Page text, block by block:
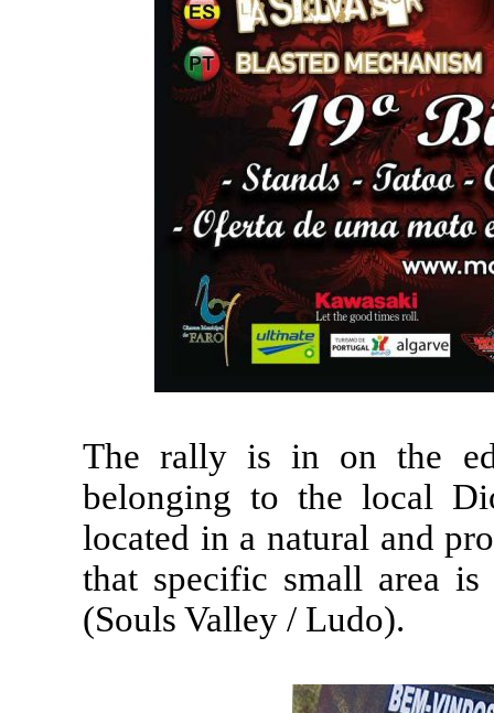
The rally is in on the
belonging to the local
located in a natural and
that specific small area
(Souls Valley / Ludo).